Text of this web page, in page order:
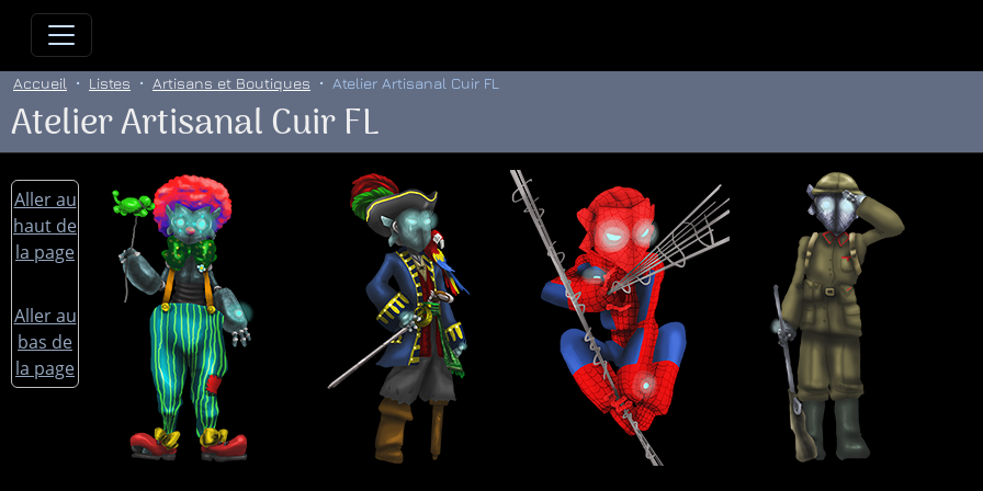
Allez directement au contenu
Accueil Listes Artisans et Boutiques Atelier Artisanal Cuir FL
Atelier Artisanal Cuir FL
Aller au
haut de
la page
Aller au
bas de
la page